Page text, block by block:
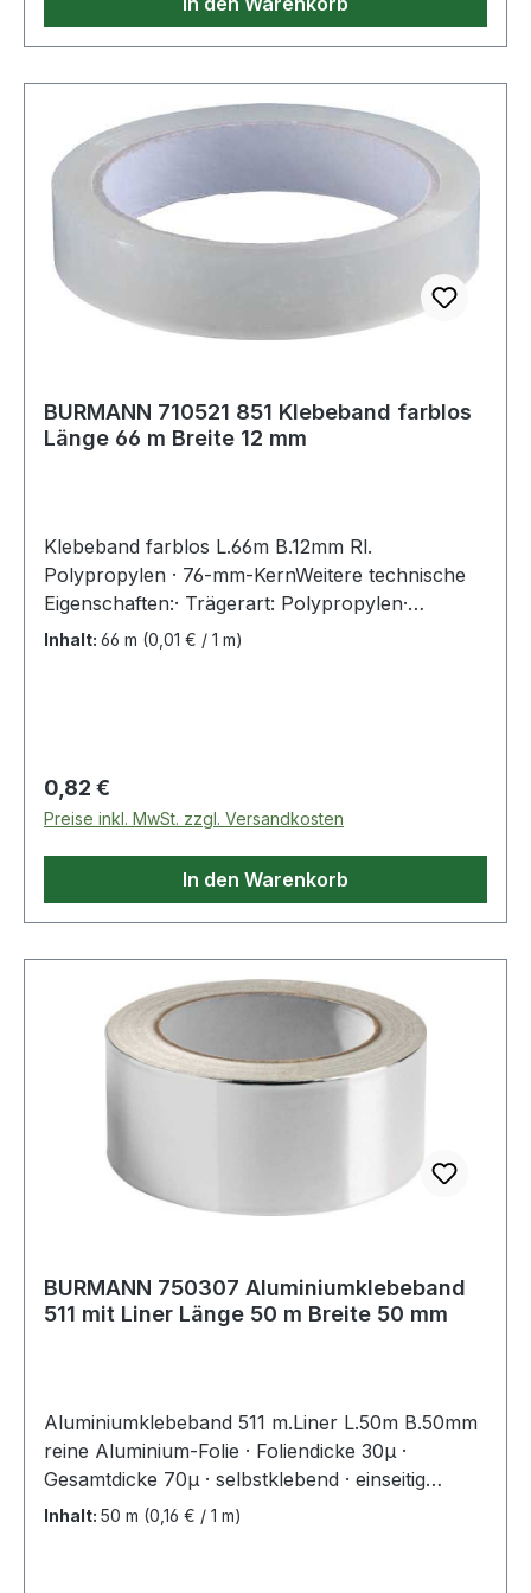
BURMANN 710521 851 Klebeband farblos
Länge 66 m Breite 12 mm
Klebeband farblos L.66m B.12mm Rl.
Polypropylen · 76-mm-KernWeitere technische
Eigenschaften:· Trägerart: Polypropylen·
Kernloch-Ø: 76mm· Gesamtdicke: 0,047mm·
Inhalt: 66 m (0,01 € / 1 m)
Regulärer Preis:
0,82 €
Preise inkl. MwSt. zzgl. Versandkosten
In den Warenkorb
BURMANN 750307 Aluminiumklebeband
511 mit Liner Länge 50 m Breite 50 mm
Aluminiumklebeband 511 m.Liner L.50m B.50mm
reine Aluminium-Folie · Foliendicke 30µ ·
Gesamtdicke 70µ · selbstklebend · einseitig
beschichtet mit einem hitze- und
Inhalt: 50 m (0,16 € / 1 m)